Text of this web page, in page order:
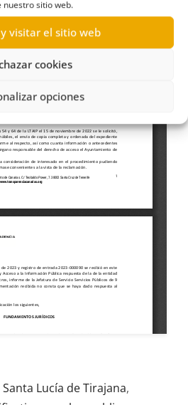
nuestro sitio web.
visitar el sitio web
cookies
opciones
Lucía de Tirajana,